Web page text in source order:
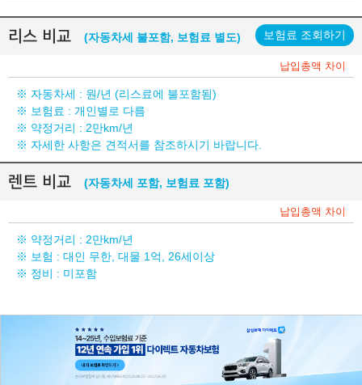
리스 비교 (자동차세 불포함, 보험료 별도) 보험료 조회하기
납입총액 차이
※ 자동차세 : 원/년 (리스료에 불포함됨)
※ 보험료 : 개인별로 다름
※ 약정거리 : 2만km/년
※ 자세한 사항은 견적서를 참조하시기 바랍니다.
렌트 비교 (자동차세 포함, 보험료 포함)
납입총액 차이
※ 약정거리 : 2만km/년
※ 보험 : 대인 무한, 대물 1억, 26세이상
※ 정비 : 미포함